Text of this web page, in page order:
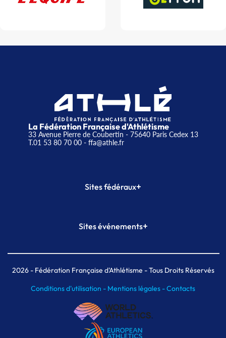
La Fédération Française d'Athlétisme
33 Avenue Pierre de Coubertin - 75640 Paris Cedex 13
T.01 53 80 70 00- ffa@athle.fr
Sites fédéraux+
Plateforme Formation
Sites événements+
Meeting de Paris indoor
MAIF Ekiden de Paris
2026- Fédération Française d'Athlétisme - Tous Droits Réservés
Conditions d'utilisation - Mentions légales -Contacts